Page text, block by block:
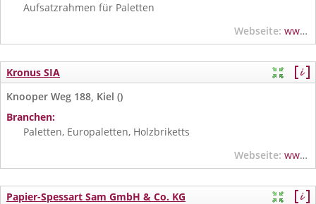
Aufsatzrahmen für Paletten
Webseite: www.engel-paletten.de
Kronus SIA
Knooper Weg 188, Kiel ()
Branchen:
Paletten, Europaletten, Holzbriketts
Webseite: www.kronus.eu
Papier-Spessart Sam GmbH & Co. KG